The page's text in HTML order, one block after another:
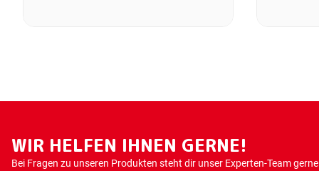
WIR HELFEN IHNEN GERNE!
Bei Fragen zu unseren Produkten steht dir unser Experten-Team